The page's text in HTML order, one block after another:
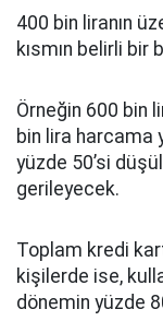
400 bin liranın
kısmın belirli bir
Örneğin 600 bin
bin lira harcama
yüzde 50’si
gerileyecek.
Toplam kredi
kişilerde ise,
dönemin yüzde